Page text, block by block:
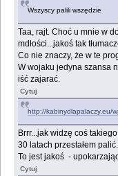
Wszyscy palili wszędzie
Taa, rajt. Choć u mnie w
mdłości...jakoś tak
Co nie znaczy, że w te
W wojaku jedyna szansa
iść zajarać.
Cytuj
http://kabinydlapalaczy.eu/
Brrr...jak widzę coś
30 latach przestałem palić.
To jest jakoś -
Cytuj